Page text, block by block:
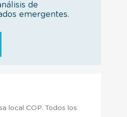
de
emergentes.
local COP. Todos los